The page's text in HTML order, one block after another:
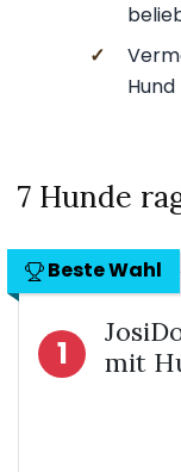
✓
7 Hunde
Beste Wahl
1
mit